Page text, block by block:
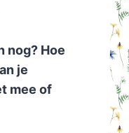
nog? Hoe
je
mee of